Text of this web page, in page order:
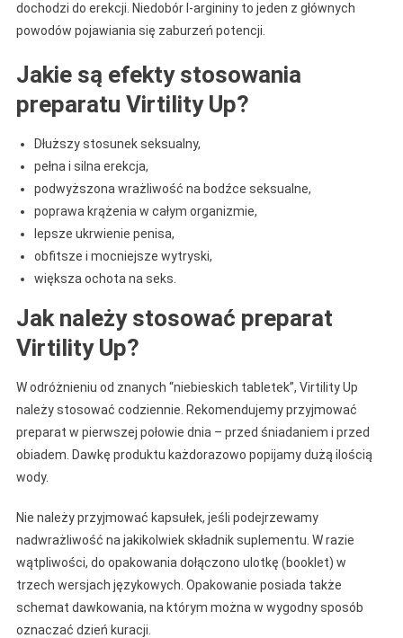
dochodzi do erekcji. Niedobór l-argininy to jeden z głównych
powodów pojawiania się zaburzeń potencji.
Jakie są efekty stosowania
preparatu Virtility Up?
Dłuższy stosunek seksualny,
pełna i silna erekcja,
podwyższona wrażliwość na bodźce seksualne,
poprawa krążenia w całym organizmie,
lepsze ukrwienie penisa,
obfitsze i mocniejsze wytryski,
większa ochota na seks.
Jak należy stosować preparat
Virtility Up?
W odróżnieniu od znanych “niebieskich tabletek”, Virtility Up
należy stosować codziennie. Rekomendujemy przyjmować
preparat w pierwszej połowie dnia – przed śniadaniem i przed
obiadem. Dawkę produktu każdorazowo popijamy dużą ilością
wody.
Nie należy przyjmować kapsułek, jeśli podejrzewamy
nadwrażliwość na jakikolwiek składnik suplementu. W razie
wątpliwości, do opakowania dołączono ulotkę (booklet) w
trzech wersjach językowych. Opakowanie posiada także
schemat dawkowania, na którym można w wygodny sposób
oznaczać dzień kuracji.